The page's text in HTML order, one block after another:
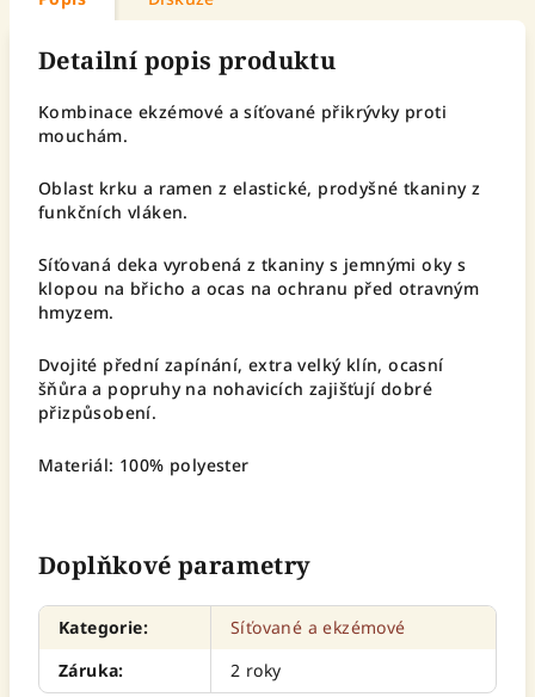
Detailní popis produktu
Kombinace ekzémové a síťované přikrývky proti
mouchám.
Oblast krku a ramen z elastické, prodyšné tkaniny z
funkčních vláken.
Síťovaná deka vyrobená z tkaniny s jemnými oky s
klopou na břicho a ocas na ochranu před otravným
hmyzem.
Dvojité přední zapínání, extra velký klín, ocasní
šňůra a popruhy na nohavicích zajišťují dobré
přizpůsobení.
Materiál: 100% polyester
Doplňkové parametry
Kategorie:
Síťované a ekzémové
Záruka: 2 roky